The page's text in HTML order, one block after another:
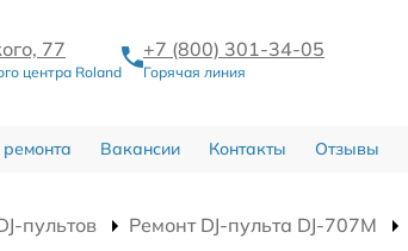
77
центра Roland
+7 (800) 301-34-05
Горячая линия
Вакансии Контакты Отзывы
пультов Ремонт DJ-пульта DJ-707M